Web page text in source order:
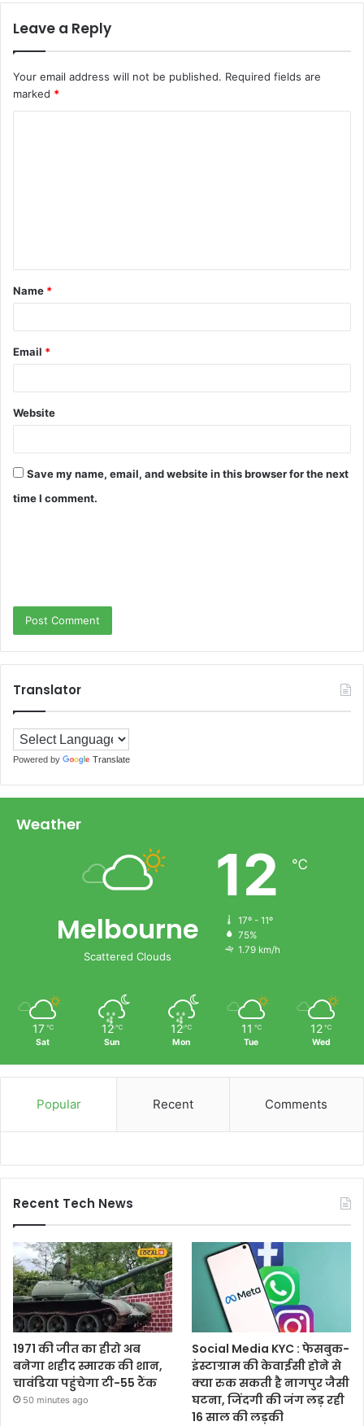
Leave a Reply
Your email address will not be published. Required fields are
marked *
Name *
Email *
Website
Save my name, email, and website in this browser for the next
time I comment.
Translator
Powered by Translate
Weather
Melbourne
Scattered Clouds
12 ℃
17º - 11º
75%
1.79 km/h
17 ℃
Sat
12 ℃
Sun
12 ℃
Mon
11 ℃
Tue
12 ℃
Wed
Popular Recent Comments
Recent Tech News
1971 की जीत का हीरो अब
बनेगा शहीद स्मारक की शान,
चावंडिया पहुंचेगा टी-55 टैंक
50 minutes ago
Social Media KYC : फेसबुक-
इंस्टाग्राम की केवाईसी होने से
क्या रुक सकती है नागपुर जैसी
घटना, जिंदगी की जंग लड़ रही
16 साल की लड़की